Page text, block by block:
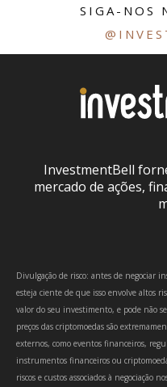
SIGA-NOS
InvestmentBell
mercado de ações,
Divulgação de risco: antes de negociar
esteja ciente de que isso envolve altos
valor do seu investimento, e pode não
preços das criptomoedas são
externos, como eventos financeiros,
instrumentos financeiros ou
riscos e custos associados à negociação